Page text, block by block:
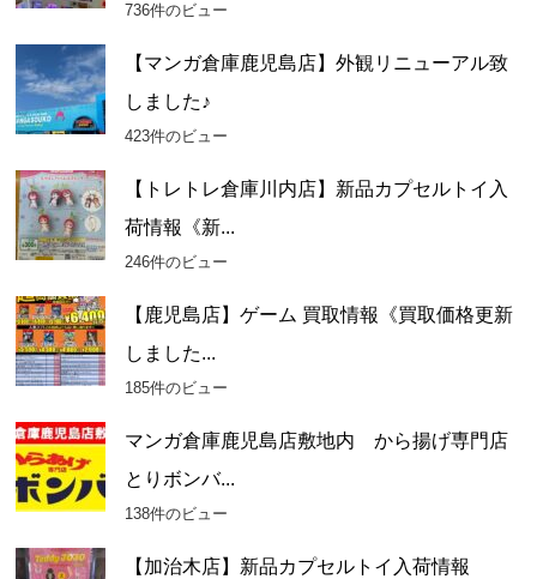
736件のビュー
【マンガ倉庫鹿児島店】外観リニューアル致
しました♪
423件のビュー
【トレトレ倉庫川内店】新品カプセルトイ入
荷情報《新...
246件のビュー
【鹿児島店】ゲーム 買取情報《買取価格更新
しました...
185件のビュー
マンガ倉庫鹿児島店敷地内 から揚げ専門店
とりボンバ...
138件のビュー
【加治木店】新品カプセルトイ入荷情報